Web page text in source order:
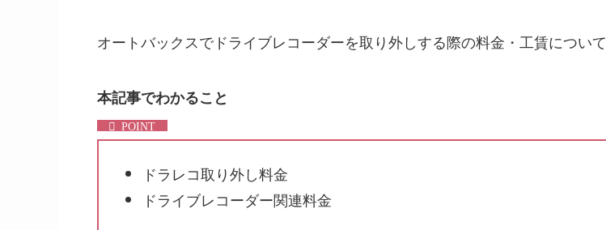
オートバックスでドライブレコーダーを取り外しする際の料金・工賃について
本記事でわかること
ドラレコ取り外し料金
ドライブレコーダー関連料金